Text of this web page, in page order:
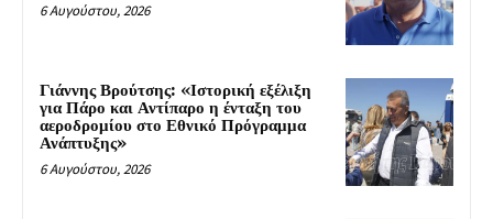
6 Αυγούστου, 2026
Γιάννης Βρούτσης: «Ιστορική εξέλιξη
για Πάρο και Αντίπαρο η ένταξη του
αεροδρομίου στο Εθνικό Πρόγραμμα
Ανάπτυξης»
6 Αυγούστου, 2026